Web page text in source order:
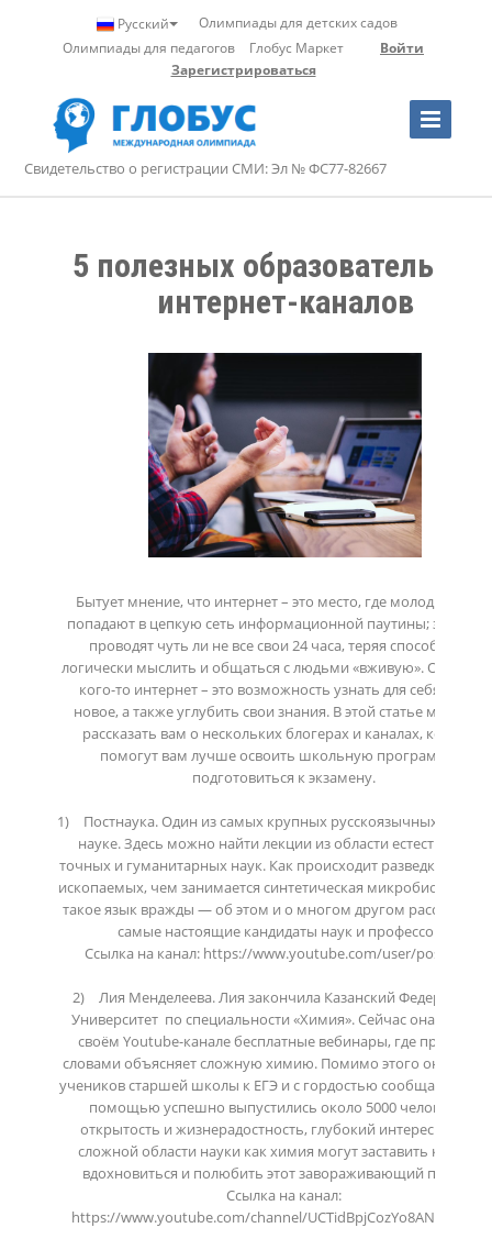
Русский
Олимпиады для детских садов
Олимпиады для педагогов
Глобус Маркет
Войти
Зарегистрироваться
Toggle
Navigation
Свидетельство о регистрации СМИ: Эл № ФС77-82667
5 полезных образовательных
интернет-каналов
Бытует мнение, что интернет – это место, где молодые люди
попадают в цепкую сеть информационной паутины; здесь
проводят чуть ли не все свои 24 часа, теряя способность
логически мыслить и общаться с людьми «вживую». Однако
кого-то интернет – это возможность узнать для себя что-то
новое, а также углубить свои знания. В этой статье мы
рассказать вам о нескольких блогерах и каналах, которые
помогут вам лучше освоить школьную программу и
подготовиться к экзамену.
1)	Постнаука. Один из самых крупных русскоязычных каналов о
науке. Здесь можно найти лекции из области естественных,
точных и гуманитарных наук. Как происходит разведка
ископаемых, чем занимается синтетическая микробиология,
такое язык вражды — об этом и о многом другом
самые настоящие кандидаты наук и профессора.
Ссылка на канал: https://www.youtube.com/user/postnauka
2)	Лия Менделеева. Лия закончила Казанский Федеральный
Университет  по специальности «Химия». Сейчас она ведет
своём Youtube-канале бесплатные вебинары, где простыми
словами объясняет сложную химию. Помимо этого она
учеников старшей школы к ЕГЭ и с гордостью сообщает, что с
помощью успешно выпустились около 5000 человек. Её
открытость и жизнерадостность, глубокий интерес к такой
сложной области науки как химия могут заставить каждого
вдохновиться и полюбить этот завораживающий предмет.
Ссылка на канал:
https://www.youtube.com/channel/